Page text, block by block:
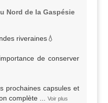
Nord de la Gaspésie
riveraines💧
de conserver
prochaines capsules et
complète ... Voir plus